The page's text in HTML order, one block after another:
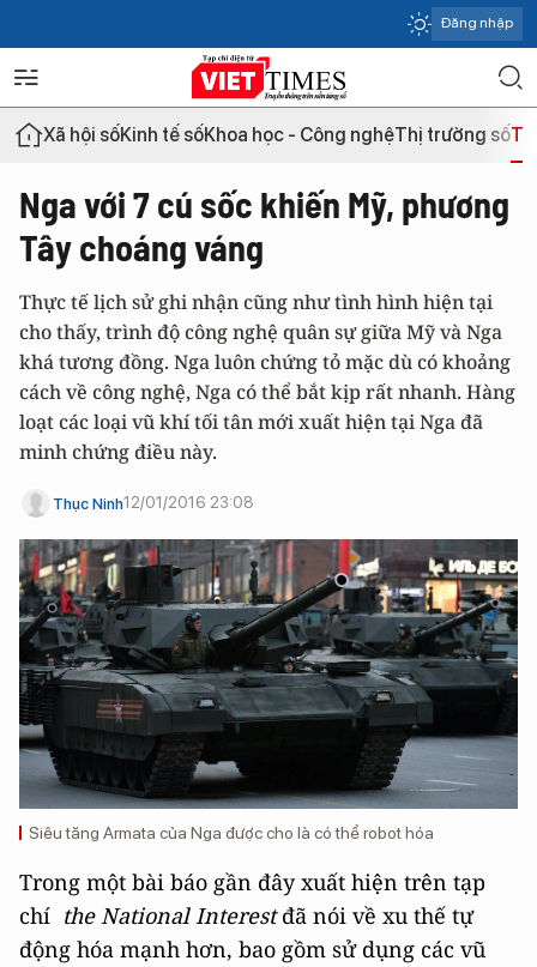
Đăng nhập
Xã hội sốKinh tế sốKhoa học - Công nghệThị trường số
Nga với 7 cú sốc khiến Mỹ, phương
Tây choáng váng
Thực tế lịch sử ghi nhận cũng như tình hình hiện tại
cho thấy, trình độ công nghệ quân sự giữa Mỹ và Nga
khá tương đồng. Nga luôn chứng tỏ mặc dù có khoảng
cách về công nghệ, Nga có thể bắt kịp rất nhanh. Hàng
loạt các loại vũ khí tối tân mới xuất hiện tại Nga đã
minh chứng điều này.
Thục Ninh12/01/2016 23:08
Siêu tăng Armata của Nga được cho là có thể robot hóa
Trong một bài báo gần đây xuất hiện trên tạp
chí the National Interestđã nói về xu thế tự
động hóa mạnh hơn, bao gồm sử dụng các vũ